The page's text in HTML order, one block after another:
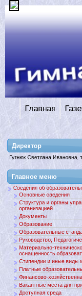
Главная
Директор
Гугнюк Светлана Ивановна,
Главное меню
Сведения об
Основные сведения
Структура и органы
организацией
Документы
Образование
Образовательные
Руководство,
Материально-
оснащенность
Стипендии и иные виды
Платные
Финансово-
Вакантные места для
Доступная среда